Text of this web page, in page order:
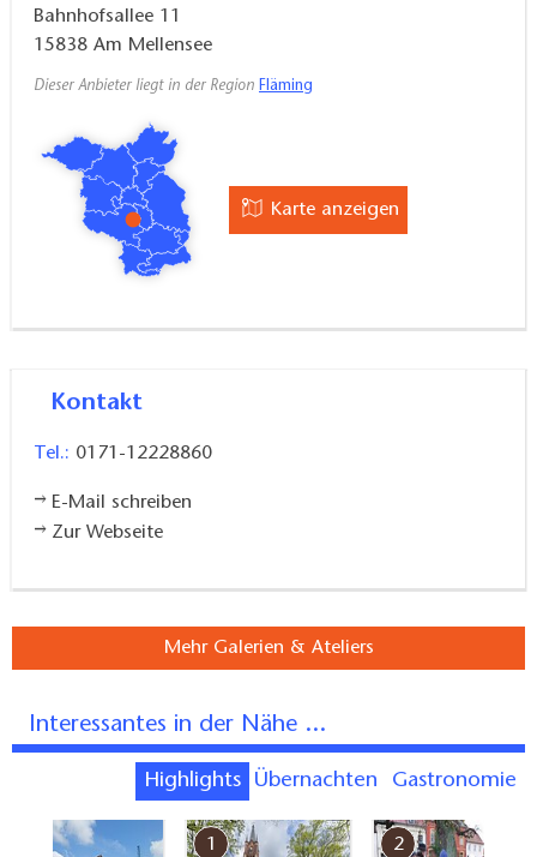
Bahnhofsallee 11
15838 Am Mellensee
Dieser Anbieter liegt in der Region Fläming
Karte anzeigen
Kontakt
Tel.: 0171-12228860
E-Mail schreiben
Zur Webseite
Mehr Galerien & Ateliers
Interessantes in der Nähe ...
Highlights Übernachten Gastronomie
1 2